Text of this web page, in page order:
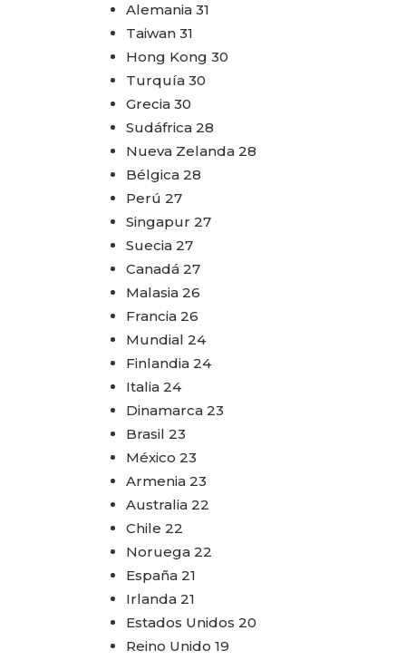
Alemania 31
Taiwan 31
Hong Kong 30
Turquía 30
Grecia 30
Sudáfrica 28
Nueva Zelanda 28
Bélgica 28
Perú 27
Singapur 27
Suecia 27
Canadá 27
Malasia 26
Francia 26
Mundial 24
Finlandia 24
Italia 24
Dinamarca 23
Brasil 23
México 23
Armenia 23
Australia 22
Chile 22
Noruega 22
España 21
Irlanda 21
Estados Unidos 20
Reino Unido 19